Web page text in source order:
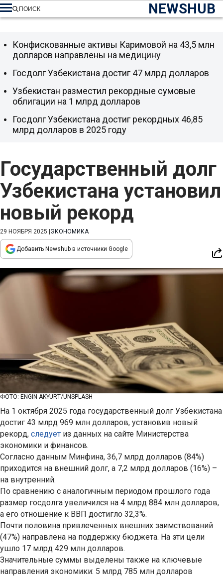
NEWSHUB
ПОИСК
Государственный долг
Узбекистана установил
новый рекорд
29 НОЯБРЯ 2025 ЭКОНОМИКА
Добавить Newshub в источники Google
ФОТО: ENGIN AKYURT/UNSPLASH
На 1 октября 2025 года государственный долг Узбекистана
достиг 43 млрд 969 млн долларов, установив новый
рекорд, следует из данных на сайте Министерства
экономики и финансов.
Согласно данным Минфина, 36,7 млрд долларов (84%)
приходится на внешний долг, а 7,2 млрд долларов (16%) –
на внутренний.
По сравнению с аналогичным периодом прошлого года
размер госдолга увеличился на 4 млрд 884 млн долларов,
а его отношение к ВВП достигло 32,3%.
Почти половина привлеченных внешних заимствований
(47%) направлена на поддержку бюджета. На эти цели
ушло 17 млрд 429 млн долларов.
Значительные суммы выделены также на ключевые
направления экономики: 5 млрд 785 млн долларов
Конфискованные активы Каримовой на 43,5 млн
долларов направлены на медицину
Госдолг Узбекистана достиг 47 млрд долларов
Узбекистан разместил рекордные сумовые
облигации на 1 млрд долларов
Госдолг Узбекистана достиг рекордных 46,85
млрд долларов в 2025 году